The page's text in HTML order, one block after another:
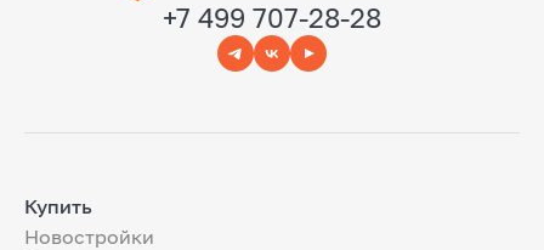
+7 499 707-28-28
Купить
Новостройки